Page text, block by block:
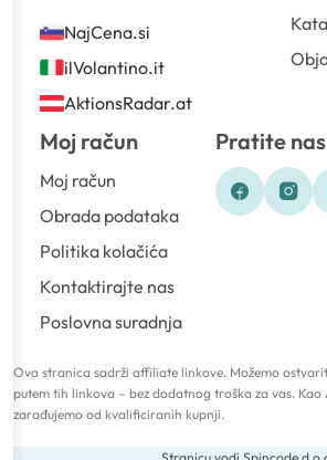
NajCena.si
ilVolantino.it
AktionsRadar.at
Moj račun
Moj račun
Obrada podataka
Politika kolačića
Kontaktirajte nas
Poslovna suradnja
Pratite
Ova stranica sadrži affiliate linkove. Možemo
putem tih linkova – bez dodatnog troška za vas.
zarađujemo od kvalificiranih kupnji.